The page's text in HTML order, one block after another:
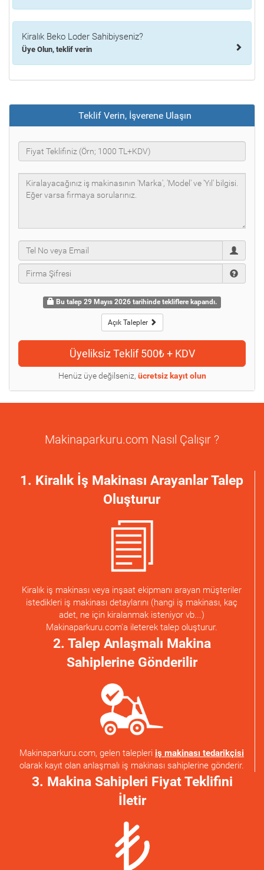
Kiralık Beko Loder Sahibiyseniz?
Üye Olun, teklif verin
Teklif Verin, İşverene Ulaşın
Bu talep 29 Mayıs 2026 tarihinde tekliflere kapandı.
Açık Talepler
Henüz üye değilseniz, ücretsiz kayıt olun
Makinaparkuru.com Nasıl Çalışır ?
1. Kiralık İş Makinası Arayanlar Talep
Oluşturur
Kiralık iş makinası veya inşaat ekipmanı arayan müşteriler
istedikleri iş makinası detaylarını (hangi iş makinası, kaç
adet, ne için kiralanmak isteniyor vb...)
Makinaparkuru.com'a ileterek talep oluşturur.
2. Talep Anlaşmalı Makina
Sahiplerine Gönderilir
Makinaparkuru.com, gelen talepleri iş makinası tedarikçisi
olarak kayıt olan anlaşmalı iş makinası sahiplerine gönderir.
3. Makina Sahipleri Fiyat Teklifini
İletir